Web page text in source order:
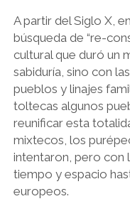
A partir del Siglo X,
búsqueda de “re-
cultural que duró un
sabiduría, sino con
pueblos y linajes
toltecas algunos
reunificar esta
mixtecos, los
intentaron, pero con
tiempo y espacio
europeos.